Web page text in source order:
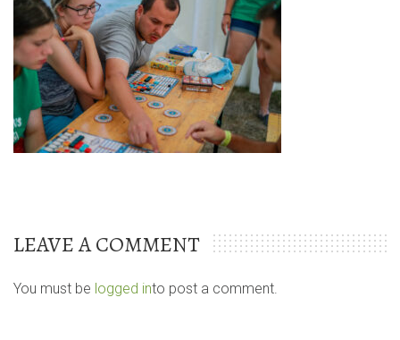
LEAVE A COMMENT
You must be logged into post a comment.